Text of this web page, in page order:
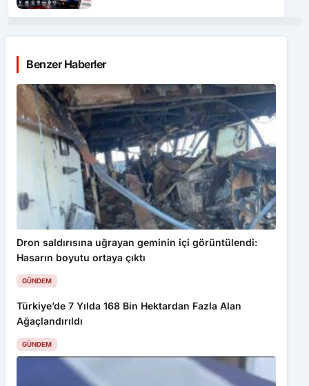
Benzer Haberler
Dron saldırısına uğrayan geminin içi görüntülendi:
Hasarın boyutu ortaya çıktı
GÜNDEM
Türkiye’de 7 Yılda 168 Bin Hektardan Fazla Alan
Ağaçlandırıldı